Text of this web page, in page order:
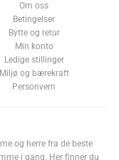
Om oss
Betingelser
Bytte og retur
Min konto
Ledige stillinger
Miljø og bærekraft
Personvern
og herre fra de beste
i gang. Her finner du